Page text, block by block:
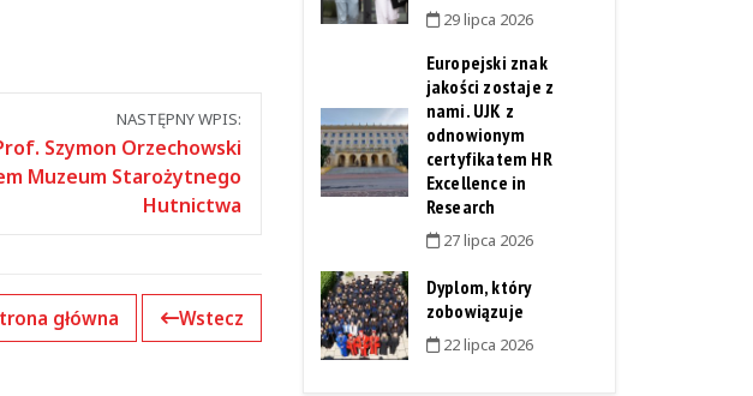
NASTĘPNY WPIS:
Szymon Orzechowski
Muzeum Starożytnego
Hutnictwa
główna Wstecz
29 lipca 2026
Europejski znak
jakości zostaje z
nami. UJK z
odnowionym
certyfikatem HR
Excellence in
Research
27 lipca 2026
Dyplom, który
zobowiązuje
22 lipca 2026